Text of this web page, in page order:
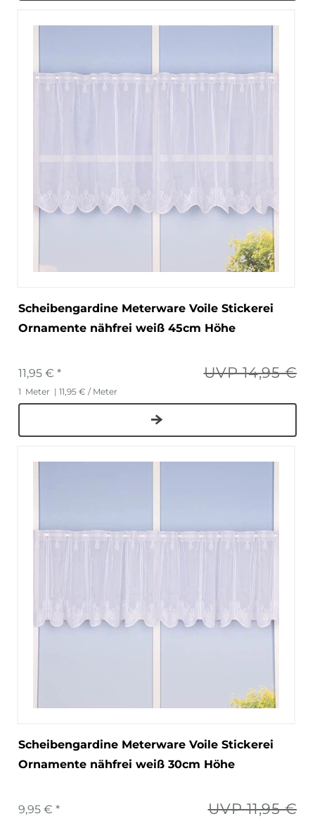
Scheibengardine Meterware Voile Stickerei
Ornamente nähfrei weiß 45cm Höhe
UVP 14,95 €
11,95 € *
1 Meter | 11,95 € / Meter
Scheibengardine Meterware Voile Stickerei
Ornamente nähfrei weiß 30cm Höhe
UVP 11,95 €
9,95 € *